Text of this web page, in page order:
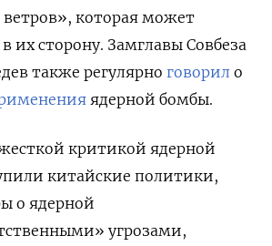
которая может
их сторону. Замглавы Совбеза
также регулярно говорил о
ядерной бомбы.
критикой ядерной
китайские политики,
о ядерной
угрозами,